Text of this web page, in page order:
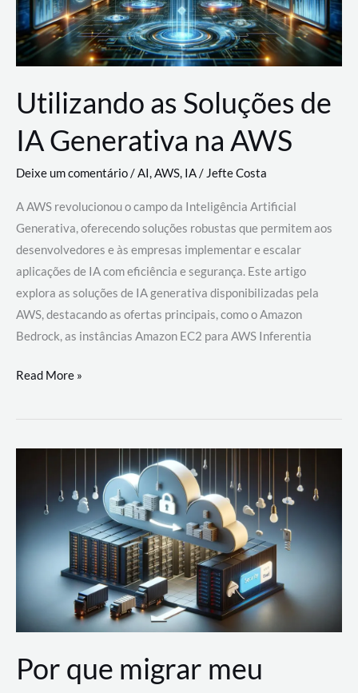
Utilizando as Soluções de
IA Generativa na AWS
Deixe um comentário/AI,AWS, IA/Jefte Costa
A AWS revolucionou o campo da Inteligência Artificial
Generativa, oferecendo soluções robustas que permitem aos
desenvolvedores e às empresas implementar e escalar
aplicações de IA com eficiência e segurança. Este artigo
explora as soluções de IA generativa disponibilizadas pela
AWS, destacando as ofertas principais, como o Amazon
Bedrock, as instâncias Amazon EC2 para AWS Inferentia
Utilizando
Soluções
AWS
Read More »
Por que migrar meu